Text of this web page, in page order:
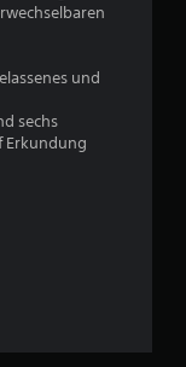
9
v
n
t
und
sechs
Erkundung